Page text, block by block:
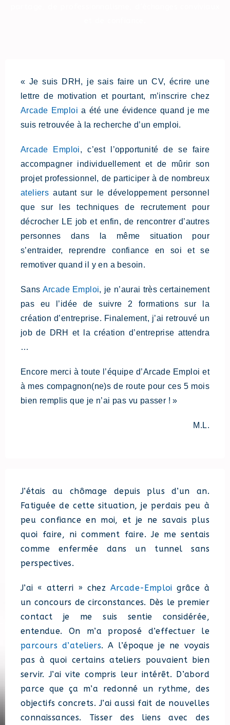
« Je suis DRH, je sais faire un CV, écrire une
lettre de motivation et pourtant, m’inscrire chez
Arcade Emploi a été une évidence quand je me
suis retrouvée à la recherche d’un emploi.
Arcade Emploi, c’est l’opportunité de se faire
accompagner individuellement et de mûrir son
projet professionnel, de participer à de nombreux
ateliers autant sur le développement personnel
que sur les techniques de recrutement pour
décrocher LE job et enfin, de rencontrer d’autres
personnes dans la même situation pour
s’entraider, reprendre confiance en soi et se
remotiver quand il y en a besoin.
Sans Arcade Emploi, je n’aurai très certainement
pas eu l’idée de suivre 2 formations sur la
création d’entreprise. Finalement, j’ai retrouvé un
job de DRH et la création d’entreprise attendra
…
Encore merci à toute l’équipe d’Arcade Emploi et
à mes compagnon(ne)s de route pour ces 5 mois
bien remplis que je n’ai pas vu passer ! »
M.L.
J’étais au chômage depuis plus d’un an.
Fatiguée de cette situation, je perdais peu à
peu confiance en moi, et je ne savais plus
quoi faire, ni comment faire. Je me sentais
comme enfermée dans un tunnel sans
perspectives.
J’ai « atterri » chez Arcade-Emploi grâce à
un concours de circonstances. Dès le premier
contact je me suis sentie considérée,
entendue. On m’a proposé d’effectuer le
parcours d’ateliers. A l’époque je ne voyais
pas à quoi certains ateliers pouvaient bien
servir. J’ai vite compris leur intérêt. D’abord
parce que ça m’a redonné un rythme, des
objectifs concrets. J’ai aussi fait de nouvelles
connaissances. Tisser des liens avec des